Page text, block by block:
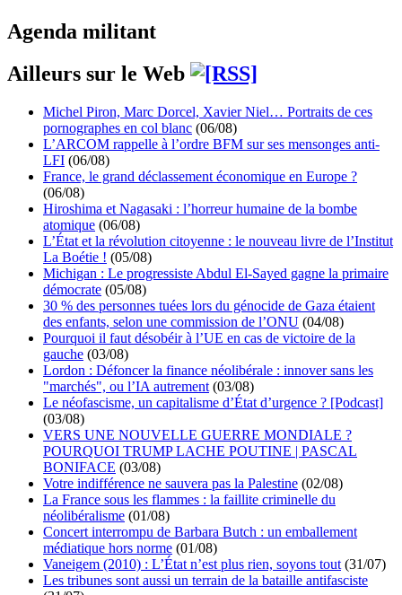
Agenda militant
Ailleurs sur le Web
Michel Piron, Marc Dorcel, Xavier Niel… Portraits de ces
pornographes en col blanc (06/08)
L’ARCOM rappelle à l’ordre BFM sur ses mensonges anti-
LFI (06/08)
France, le grand déclassement économique en Europe ?
(06/08)
Hiroshima et Nagasaki : l’horreur humaine de la bombe
atomique (06/08)
L’État et la révolution citoyenne : le nouveau livre de l’Institut
La Boétie ! (05/08)
Michigan : Le progressiste Abdul El-Sayed gagne la primaire
démocrate (05/08)
30 % des personnes tuées lors du génocide de Gaza étaient
des enfants, selon une commission de l’ONU (04/08)
Pourquoi il faut désobéir à l’UE en cas de victoire de la
gauche (03/08)
Lordon : Défoncer la finance néolibérale : innover sans les
"marchés", ou l’IA autrement (03/08)
Le néofascisme, un capitalisme d’État d’urgence ? [Podcast]
(03/08)
VERS UNE NOUVELLE GUERRE MONDIALE ?
POURQUOI TRUMP LACHE POUTINE | PASCAL
BONIFACE (03/08)
Votre indifférence ne sauvera pas la Palestine (02/08)
La France sous les flammes : la faillite criminelle du
néolibéralisme (01/08)
Concert interrompu de Barbara Butch : un emballement
médiatique hors norme (01/08)
Vaneigem (2010) : L’État n’est plus rien, soyons tout (31/07)
Les tribunes sont aussi un terrain de la bataille antifasciste